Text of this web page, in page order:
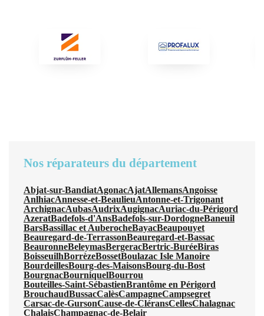
Nos réparateurs du département
Abjat-sur-BandiatAgonacAjatAllemansAngoisse
AnlhiacAnnesse-et-BeaulieuAntonne-et-Trigonant
ArchignacAubasAudrixAugignacAuriac-du-Périgord
AzeratBadefols-d'AnsBadefols-sur-DordogneBaneuil
BarsBassillac et AuberocheBayacBeaupouyet
Beauregard-de-TerrassonBeauregard-et-Bassac
BeauronneBeleymasBergeracBertric-BuréeBiras
BoisseuilhBorrèzeBossetBoulazac Isle Manoire
BourdeillesBourg-des-MaisonsBourg-du-Bost
BourgnacBourniquelBourrou
Bouteilles-Saint-SébastienBrantôme en Périgord
BrouchaudBussacCalèsCampagneCampsegret
Carsac-de-GursonCause-de-CléransCellesChalagnac
ChalaisChampagnac-de-Belair